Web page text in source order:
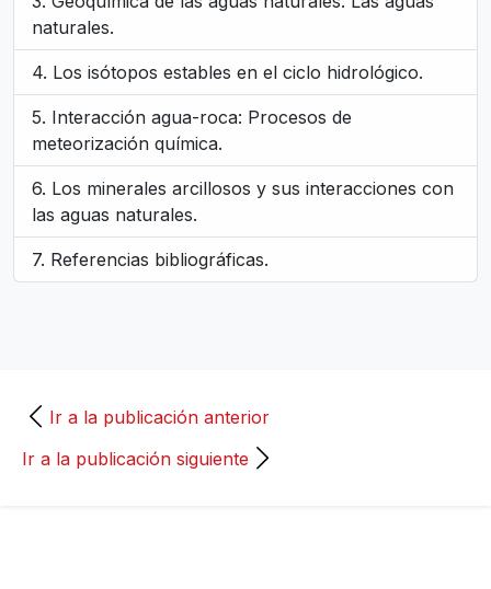
naturales.
Los isótopos estables en el ciclo hidrológico.
Interacción agua-roca: Procesos de
meteorización química.
Los minerales arcillosos y sus interacciones con
las aguas naturales.
Referencias bibliográficas.
Ir a la publicación anterior
Ir a la publicación siguiente